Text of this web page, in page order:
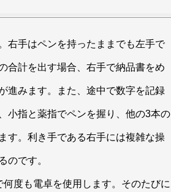
右手はペンを持ったままでも左手で
合計を出す場合、右手で納品書をめ
進みます。また、途中で数字を記録
小指と薬指でペンを握り、他の3本の
す。利き手である右手には複雑な操
のです。
度も電卓を使用します。そのたびに